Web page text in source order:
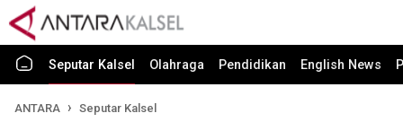
Seputar Kalsel Olahraga Pendidikan English News
ANTARA Seputar Kalsel